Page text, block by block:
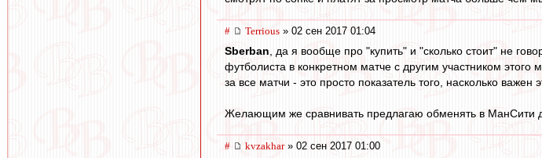
# Terrious » 02 сен 2017 01:04
Sberban , да я вообще про "купить" и "сколько стоит" не
футболиста в конкретном матче с другим участником
за все матчи - это просто показатель того, насколько важен
Желающим же сравнивать предлагаю обменять в МанСити
# kvzakhar» 02 сен 2017 01:00